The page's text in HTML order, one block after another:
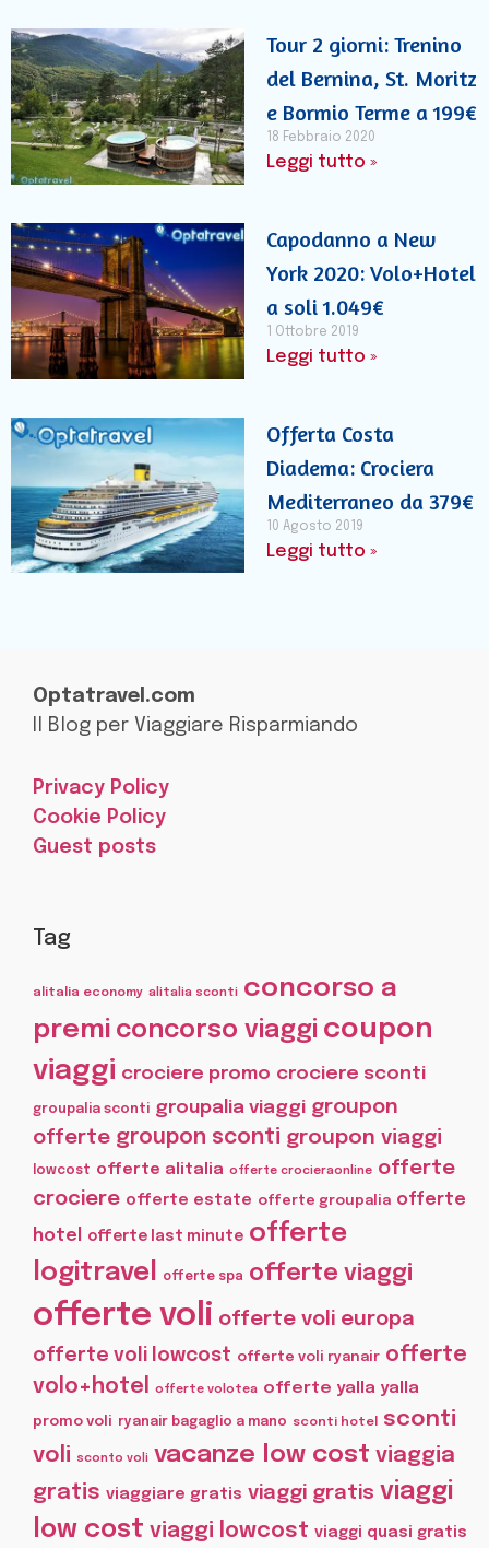
Tour 2 giorni: Trenino
del Bernina, St. Moritz
e Bormio Terme a 199€
18 Febbraio 2020
Leggi tutto »
Capodanno a New
York 2020: Volo+Hotel
a soli 1.049€
1 Ottobre 2019
Leggi tutto »
Offerta Costa
Diadema: Crociera
Mediterraneo da 379€
10 Agosto 2019
Leggi tutto »
Optatravel.com
Il Blog per Viaggiare Risparmiando
Privacy Policy
Cookie Policy
Guest posts
Tag
alitalia economy alitalia sconti concorso a
premi concorso viaggi coupon
viaggi crociere promo crociere sconti
groupalia sconti groupalia viaggi groupon
offerte groupon sconti groupon viaggi
lowcost offerte alitalia offerte crocieraonline offerte
crociere offerte estate offerte groupalia offerte
hotel
offerte last minute offerte
logitravel offerte spa offerte viaggi
offerte voli offerte voli europa
offerte voli lowcost offerte voli ryanair offerte
volo+hotel offerte volotea offerte yalla yalla
promo voli ryanair bagaglio a mano sconti hotel
sconti
voli
sconto voli vacanze low cost viaggia
gratis viaggiare gratis viaggi gratis viaggi
low cost viaggi lowcost viaggi quasi gratis